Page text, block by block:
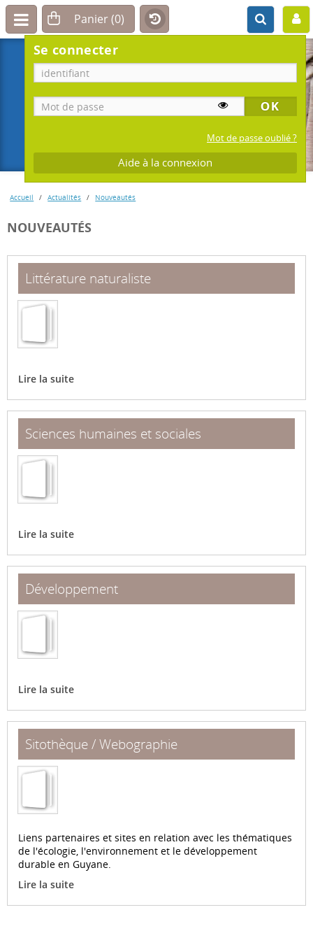
Se connecter
Mot de passe oublié ?
Aide à la connexion
Accueil Actualités Nouveautés
NOUVEAUTÉS
Littérature naturaliste
Lire la suite
Sciences humaines et sociales
Lire la suite
Développement
Lire la suite
Sitothèque / Webographie
Liens partenaires et sites en relation avec les thématiques
de l'écologie, l'environnement et le développement
durable en Guyane.
Lire la suite